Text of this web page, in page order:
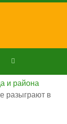
и района
разыграют в